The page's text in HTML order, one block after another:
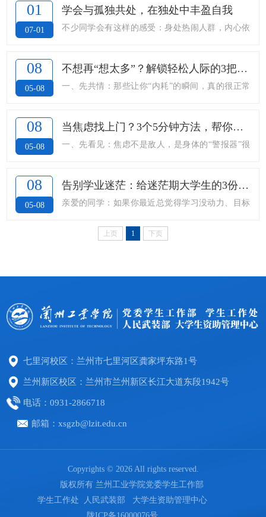
些情绪从来都不是“矫情”，而是我们真实的内心回
一感受到压力就心生抗拒，拼命逃避，可越是抵
触，越容易被紧绷、烦躁、失眠、疲惫裹挟。其实
一、正视压力：不必对抗，只需接纳压力是身体发
够坚...
01
07-01
学会与孤独共处，在独处中丰盈自我
不少同学会有这样的感受：身处热闹人群，内心依
时刻有人陪伴；一旦独处，就容易胡思乱想、陷入
低落，下意识把“孤独” 等同于“被抛弃、不合群”。
重要的成长必修课。一、放下偏见：孤独并不是一
08
05-08
不想再“想太多”？解锁轻松人际的3把钥
匙
一、先共情：那些让你“内耗”的瞬间，真的很正常
回消息晚了，脑海里上演“TA是不是生气了 / 我是不
是说错话了” 的连续剧？在集体活动中，明明很想
气、表情，觉得“那句话应该这么说才对”，然后懊
己敏感。在心理学上，这是因为我们的...
08
05-08
当焦虑找上门？3个5分钟方法，帮你快
速稳住心神
一、先看见：焦虑不是敌人，是身体的“警报器”很
——“我怎么又控制不住想太多？”“再这样下去我肯
定做不好这件事”。其实，焦虑本身是身体在提醒
的敌人，而是帮你保持警觉的 “内在警报器”。先试
08
05-08
告别学业迷茫：给迷茫期大学生的3份心
灵力量
亲爱的同学：如果你最近总觉得学习没动力、目标
精神，别担心，这不是你不够好，而是成长路上每
因为我们不努力，而是暂时找不到方向、看不到意
不可怕，可怕的是我们在迷茫里否定自己、困住自
己。在这里，想送给你三份简单又有力的心灵力
清...
上页 1 下页
七里河校区：兰州市七里河区龚家坪东路1号
兰州新区校区：兰州市兰州新区长江大道东段1942号
电话：0931-2866718
邮箱：xsgzb@lzit.edu.cn
Copyrights © 2026 All rights reserved.
版权所有 兰州工业学院党委学生工作部
学生工作处 人民武装部 大学生资助管理中心